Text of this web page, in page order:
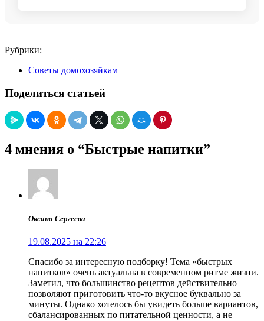
Рубрики:
Советы домохозяйкам
Поделиться статьей
4 мнения о “Быстрые напитки”
Оксана Сергеева
19.08.2025 на 22:26
Спасибо за интересную подборку! Тема «быстрых
напитков» очень актуальна в современном ритме жизни.
Заметил, что большинство рецептов действительно
позволяют приготовить что-то вкусное буквально за
минуты. Однако хотелось бы увидеть больше вариантов,
сбалансированных по питательной ценности, а не